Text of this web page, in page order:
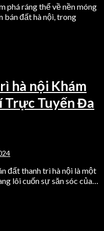
phá ráng thể về nền móng
đất hà nội, trong
hà nội Khám
Trực Tuyến Đa
đất thanh trì hà nội là một
lôi cuốn sự săn sóc của…